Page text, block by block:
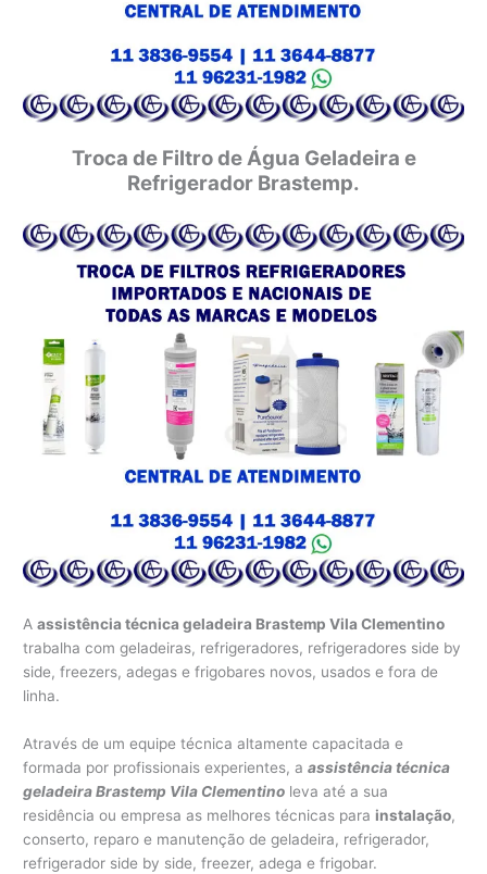
Troca de Filtro de Água Geladeira e
Refrigerador Brastemp.
Aassistência técnica geladeira Brastemp Vila Clementino
trabalha com geladeiras, refrigeradores, refrigeradores side by
side, freezers, adegas e frigobares novos, usados e fora de
linha.
Através de um equipe técnica altamente capacitada e
formada por profissionais experientes, aassistência técnica
geladeira Brastemp Vila Clementino leva até a sua
residência ou empresa as melhores técnicas para instalação,
conserto, reparo e manutenção de geladeira, refrigerador,
refrigerador side by side, freezer, adega e frigobar.